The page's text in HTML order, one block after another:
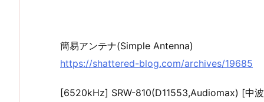
簡易アンテナ(Simple Antenna)
https://shattered-blog.com/archives/19685
[6520kHz] SRW-810(D11553,Audiomax) [中